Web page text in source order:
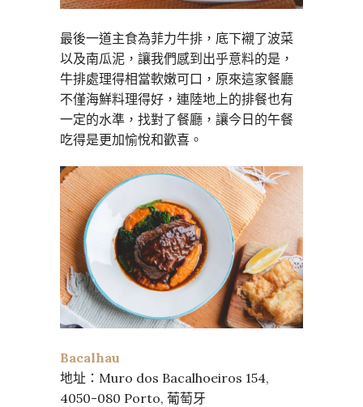
最後一道主食為菲力牛排，底下襯了波菜
以及南瓜泥，讓我們感到出乎意料的是，
牛排處理得相當軟嫩可口，原來這家餐廳
不僅海鮮料理得好，連陸地上的排餐也有
一定的水準，找對了餐廳，讓今日的午餐
吃得是更加愉悅和歡喜。
Bacalhau
地址：Muro dos Bacalhoeiros 154,
4050-080 Porto, 葡萄牙